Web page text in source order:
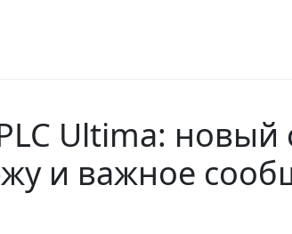
Ultima: новый
и важное